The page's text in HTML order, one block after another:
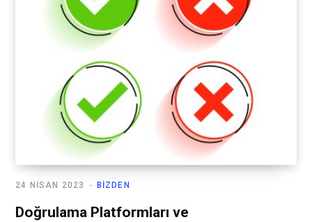
BIZDEN
24 NISAN 2023
Doğrulama Platformları ve